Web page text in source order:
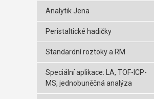
Analytik Jena
Peristaltické hadičky
Standardní roztoky a RM
Speciální aplikace: LA, TOF-ICP-
MS, jednobuněčná analýza